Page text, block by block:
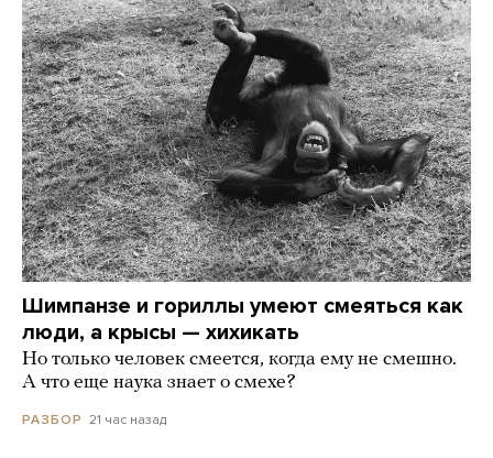
Шимпанзе и гориллы умеют смеяться как
люди, а крысы — хихикать
Но только человек смеется, когда ему не смешно.
А что еще наука знает о смехе?
РАЗБОР 21 час назад